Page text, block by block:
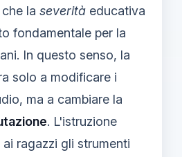
la severità educativa
fondamentale per la
In questo senso, la
solo a modificare i
ma a cambiare la
. L'istruzione
ragazzi gli strumenti